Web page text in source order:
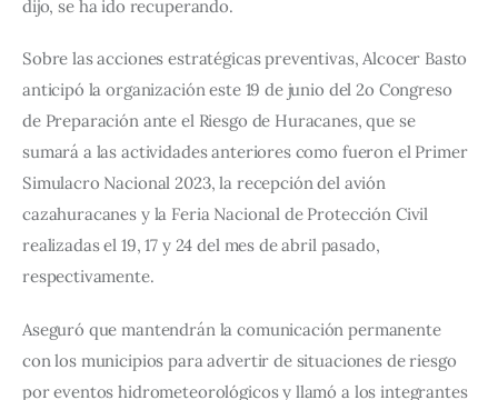
dijo, se ha ido recuperando.
Sobre las acciones estratégicas preventivas, Alcocer Basto
anticipó la organización este 19 de junio del 2o Congreso
de Preparación ante el Riesgo de Huracanes, que se
sumará a las actividades anteriores como fueron el Primer
Simulacro Nacional 2023, la recepción del avión
cazahuracanes y la Feria Nacional de Protección Civil
realizadas el 19, 17 y 24 del mes de abril pasado,
respectivamente.
Aseguró que mantendrán la comunicación permanente
con los municipios para advertir de situaciones de riesgo
por eventos hidrometeorológicos y llamó a los integrantes